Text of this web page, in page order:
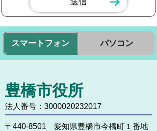
スマートフォン パソコン
豊橋市役所
法人番号：3000020232017
〒440-8501 愛知県豊橋市今橋町１番地